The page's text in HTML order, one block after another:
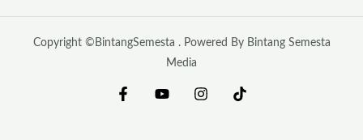
Copyright ©BintangSemesta . Powered By Bintang Semesta
Media